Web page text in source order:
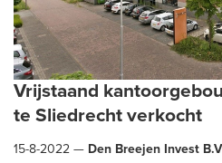
Vrijstaand
te Sliedrecht verkocht
15-8-2022 — Den Breejen Invest